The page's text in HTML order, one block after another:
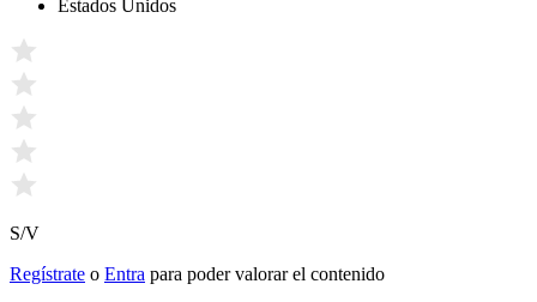
Estados Unidos
S/V
Regístrate o Entra para poder valorar el contenido